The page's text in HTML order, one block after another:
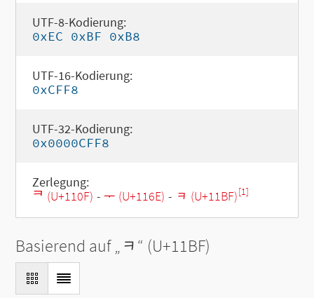
UTF-8-Kodierung:
0xEC 0xBF 0xB8
UTF-16-Kodierung:
0xCFF8
UTF-32-Kodierung:
0x0000CFF8
Zerlegung:
ᄏ (U+110F) - ᅮ (U+116E) - ᆿ (U+11BF)[1]
Basierend auf „ᆿ“ (U+11BF)